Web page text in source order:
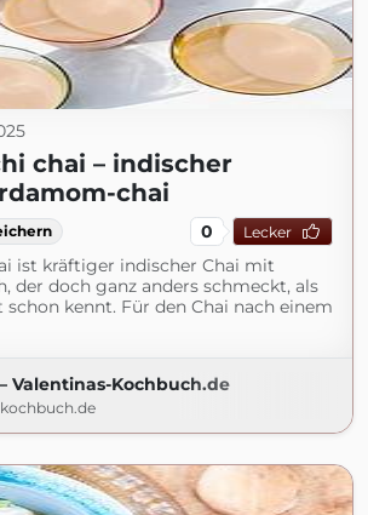
chai – indischer
chai
0 Lecker
ist kräftiger indischer Chai mit
der doch ganz anders schmeckt, als
schon kennt. Für den Chai nach einem
Valentinas-Kochbuch.de